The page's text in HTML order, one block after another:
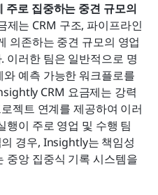
주로 집중하는 중견 규모의
제는 CRM 구조, 파이프라인
의존하는 중견 규모의 영업
이러한 팀은 일반적으로 명
예측 가능한 워크플로를
CRM 요금제는 강력
젝트 연계를 제공하여 이러
행이 주로 영업 및 수행 팀
경우, Insightly는 책임성
중앙 집중식 기록 시스템을